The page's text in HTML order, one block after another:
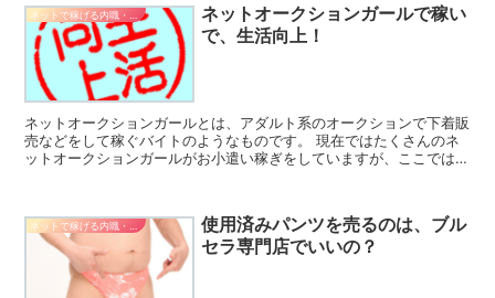
ネットオークションガールで稼い
で、生活向上！
ネットオークションガールとは、アダルト系のオークションで下着販
売などをして稼ぐバイトのようなものです。 現在ではたくさんのネ
ットオークションガールがお小遣い稼ぎをしていますが、ここではネ
ネットで稼げる内職・副業
使用済みパンツを売るのは、ブル
セラ専門店でいいの？